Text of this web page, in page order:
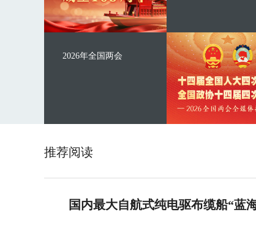
2026年全国两会
推荐阅读
国内最大自航式纯电驱布缆船“蓝